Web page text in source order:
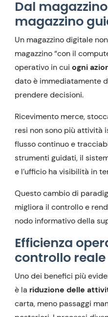
Dal
magazzino
Un magazzino digitale
magazzino “con il
operativo in cui ogni
dato è immediatamente
prendere decisioni.
Ricevimento merce,
resi non sono più attività
flusso continuo e
strumenti guidati, il
e l’ufficio ha visibilità in
Questo cambio di
migliora il controllo e
nodo informativo della
Efficienza
controllo reale
Uno dei benefici più
è la riduzione delle
carta, meno passaggi